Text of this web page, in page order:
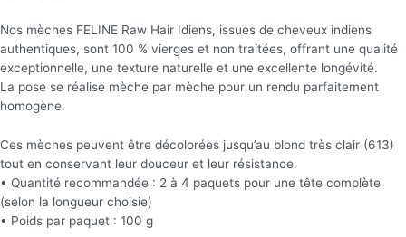
Nos mèches FELINE Raw Hair Idiens, issues de cheveux indiens
authentiques, sont 100 % vierges et non traitées, offrant une qualité
exceptionnelle, une texture naturelle et une excellente longévité.
La pose se réalise mèche par mèche pour un rendu parfaitement
homogène.
Ces mèches peuvent être décolorées jusqu’au blond très clair (613)
tout en conservant leur douceur et leur résistance.
• Quantité recommandée : 2 à 4 paquets pour une tête complète
(selon la longueur choisie)
• Poids par paquet : 100 g